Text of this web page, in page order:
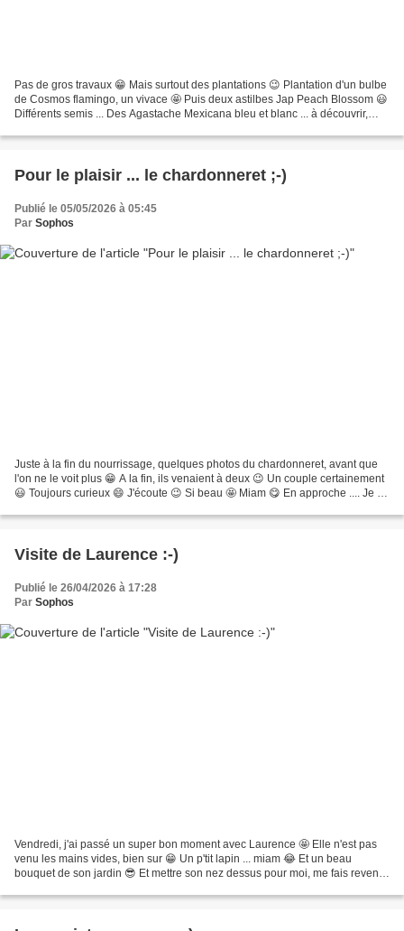
Pas de gros travaux 😁 Mais surtout des plantations 😉 Plantation d'un bulbe
de Cosmos flamingo, un vivace 🤩 Puis deux astilbes Jap Peach Blossom 😃
Différents semis ... Des Agastache Mexicana bleu et blanc ... à découvrir,
Pour le plaisir ... le chardonneret ;-)
Publié le 05/05/2026 à 05:45
Par Sophos
Juste à la fin du nourrissage, quelques photos du chardonneret, avant que
l'on ne le voit plus 😁 A la fin, ils venaient à deux 😉 Un couple certainement
😃 Toujours curieux 😄 J'écoute 😉 Si beau 🤩 Miam 😋 En approche .... Je le
Visite de Laurence :-)
Publié le 26/04/2026 à 17:28
Par Sophos
Vendredi, j'ai passé un super bon moment avec Laurence 🤩 Elle n'est pas
venu les mains vides, bien sur 😁 Un p'tit lapin ... miam 😂 Et un beau
bouquet de son jardin 😎 Et mettre son nez dessus pour moi, me fais revenir